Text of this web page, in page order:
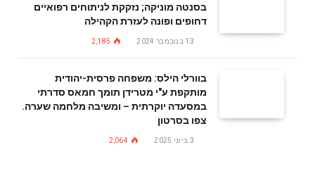
בסנטה מוניקה; נזקקת לניתוחים רפואיים
דחופים ופונה לעזרת הקהילה
13 בנובמבר 2024 2,185
בוורלי הילס: משפחה פרסית-יהודית
מותקפת ע"י מטרידן תומך חמאס סדרתי
במסעדה יוקרתית – ומשיבה מלחמה שערה.
צפו בסרטון
3 ביוני 2025 2,064